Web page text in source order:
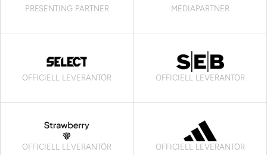
PRESENTING PARTNER
MEDIAPARTNER
OFFICIELL LEVERANTÖR OFFICIELL LEVERANTÖR
OFFICIELL LEVERANTÖR OFFICIELL LEVERANTÖR